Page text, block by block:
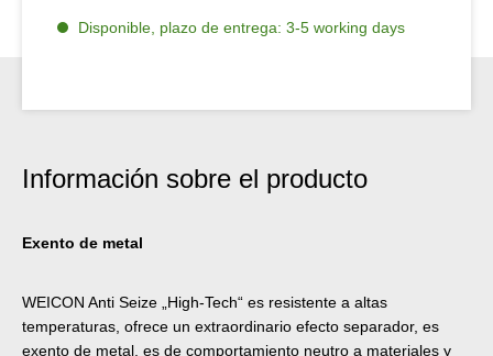
Disponible, plazo de entrega: 3-5 working days
Información sobre el producto
Exento de metal
WEICON Anti Seize „High-Tech“ es resistente a altas
temperaturas, ofrece un extraordinario efecto separador, es
exento de metal, es de comportamiento neutro a materiales y